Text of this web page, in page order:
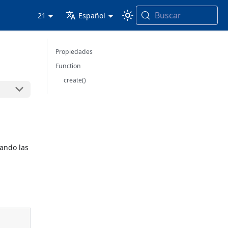
21 Español Buscar
las
Propiedades
Function
create()